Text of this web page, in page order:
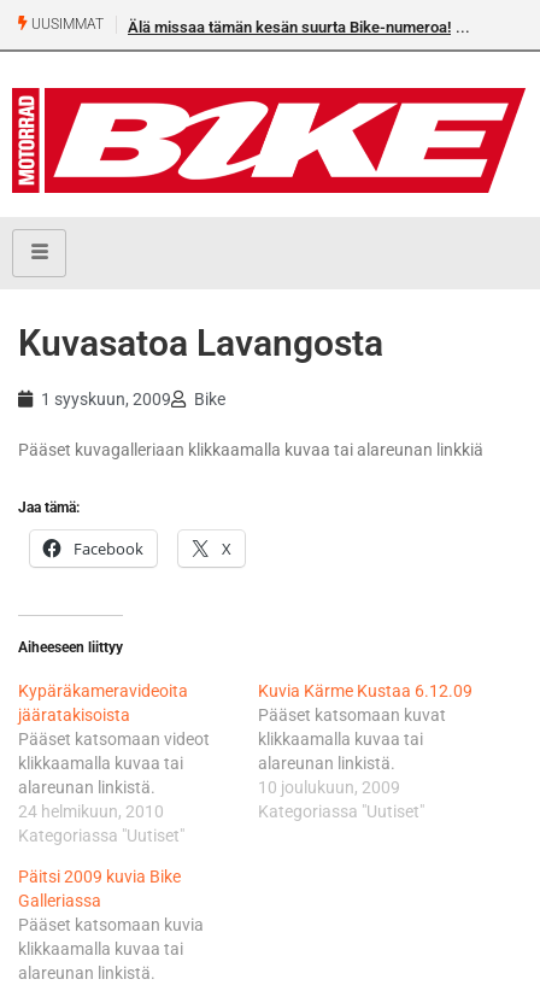
UUSIMMAT Älä missaa tämän kesän suurta Bike-numeroa!
Kuvasatoa Lavangosta
1 syyskuun, 2009 Bike
Pääset kuvagalleriaan klikkaamalla kuvaa tai alareunan linkkiä
Jaa tämä:
Facebook X
Aiheeseen liittyy
Kypäräkameravideoita
jääratakisoista
Pääset katsomaan videot
klikkaamalla kuvaa tai
alareunan linkistä.
24 helmikuun, 2010
Kategoriassa "Uutiset"
Kuvia Kärme Kustaa 6.12.09
Pääset katsomaan kuvat
klikkaamalla kuvaa tai
alareunan linkistä.
10 joulukuun, 2009
Kategoriassa "Uutiset"
Päitsi 2009 kuvia Bike
Galleriassa
Pääset katsomaan kuvia
klikkaamalla kuvaa tai
alareunan linkistä.